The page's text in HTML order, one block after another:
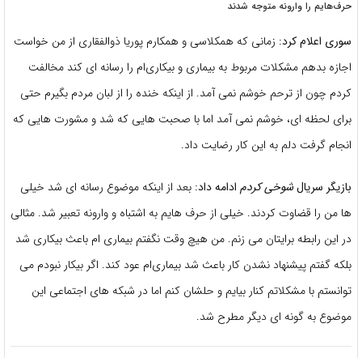
حرف‌هایم را وارونه متوجه شدند
سوری اعلام کرد: زمانی که همکلاسی و همکارم پوریا ذوالفقاری از من خواست
اجازه بدهم مشکلات مربوط به بیماری و بیکاری‌ام را رسانه ای کند مخالفت
کردم چون از ترحم خوشم نمی آمد. از اینکه خنده را از لبان مردم بگیرم حتی
برای لحظه ای، خوشم نمی آمد اما با صحبت هایی که شد و مشورت هایی که
انجام گرفت دلم به این کار رضایت داد.
بازیگر سریالشوخی کردم ادامه داد: بعد از اینکه موضوع رسانه ای شد خیلی
ها من را قضاوت کردند. خیلی از حرف هایم به اشتباه و وارونه تعبیر شد. مثالی
در این رابطه برایتان می زنم. من هیچ وقت نگفتم بیماری ام باعث بیکاری شد
بلکه گفتم پیشنهاد نشدن کار باعث شد بیماری‌ام عود کند. اگر بیکار نبودم می
توانستم با مشکلاتم کنار بیایم و حلشان کنم اما در شبکه های اجتماعی این
موضوع به گونه ای دیگر مطرح شد.